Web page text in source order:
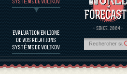
EVALUATION EN LIGNE
DE VOS RELATIONS
SYSTÈME DE VOLIKOV
· SINCE. 2004 ·
EVALUER LE CARACTÈRE
L'ÉVALUATION DU CARACTÈRE DE
LOGICIEL QU’ON VOUS
EVALUER LA COMPATIBILITÉ
PRONOSTICS ET